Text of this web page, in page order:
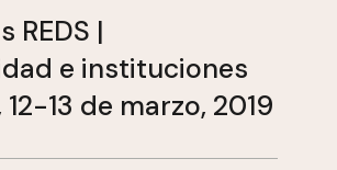
REDS |
e instituciones
13 de marzo, 2019